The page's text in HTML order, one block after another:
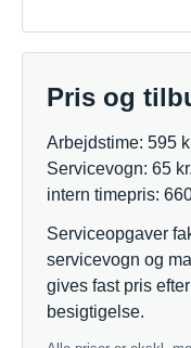
Pris og
Arbejdstime: 595
Servicevogn: 65
intern timepris:
Serviceopgaver
servicevogn og
gives fast pris
besigtigelse.